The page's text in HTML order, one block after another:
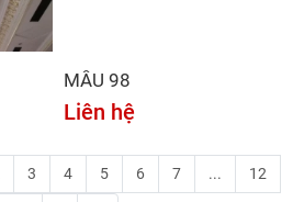
MẪU 98
Liên hệ
3 4 5 6 7 ... 12